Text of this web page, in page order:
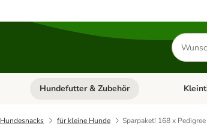
Produkte
suchen
Kategorie-Menü öffnen: Katzenfutter &
Hundefutter & Zubehör
Hundesnacks für kleine Hunde Sparpaket! 168 x